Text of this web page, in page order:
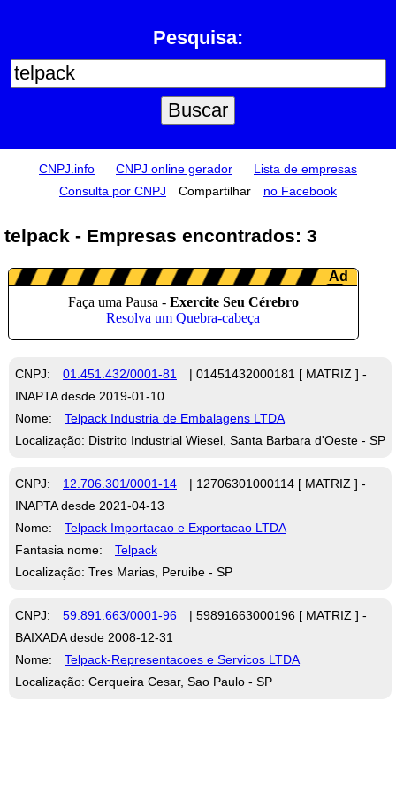
Pesquisa:
CNPJ.info CNPJ online gerador
Lista de empresas
Consulta por CNPJ
Compartilhar no Facebook
telpack - Empresas encontrados: 3
CNPJ: 01.451.432/0001-81
| 01451432000181 [ MATRIZ ] -
INAPTA desde 2019-01-10
Nome:
Telpack Industria de Embalagens LTDA
Localização: Distrito Industrial Wiesel, Santa Barbara d'Oeste - SP
CNPJ: 12.706.301/0001-14
| 12706301000114 [ MATRIZ ] -
INAPTA desde 2021-04-13
Nome:
Telpack Importacao e Exportacao LTDA
Fantasia nome:
Telpack
Localização: Tres Marias, Peruibe - SP
CNPJ: 59.891.663/0001-96
| 59891663000196 [ MATRIZ ] -
BAIXADA desde 2008-12-31
Nome:
Telpack-Representacoes e Servicos LTDA
Localização: Cerqueira Cesar, Sao Paulo - SP